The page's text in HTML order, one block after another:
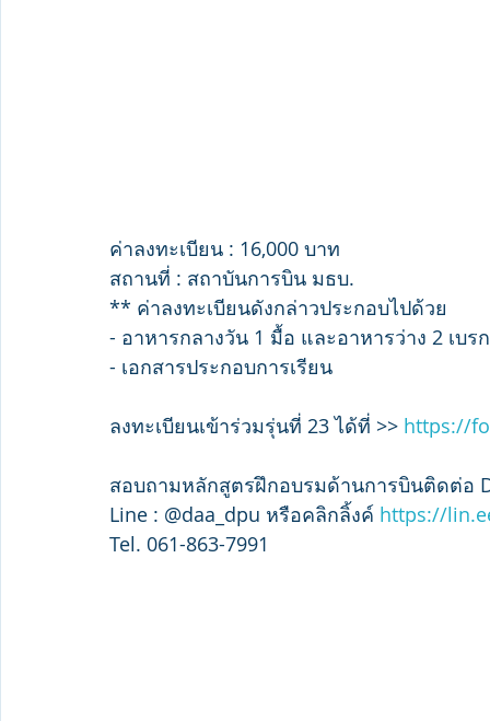
ค่าลงทะเบียน : 16,000 บาท
สถานที่ : สถาบันการบิน มธบ.
** ค่าลงทะเบียนดังกล่าวประกอบไปด้วย
- อาหารกลางวัน 1 มื้อ และอาหารว่าง 2 เบรก
- เอกสารประกอบการเรียน
ลงทะเบียนเข้าร่วมรุ่นที่ 23 ได้ที่ >> https://
สอบถามหลักสูตรฝึกอบรมด้านการบินติดต่อ
Line : @daa_dpu หรือคลิกลิ้งค์ https://
Tel. 061-863-7991